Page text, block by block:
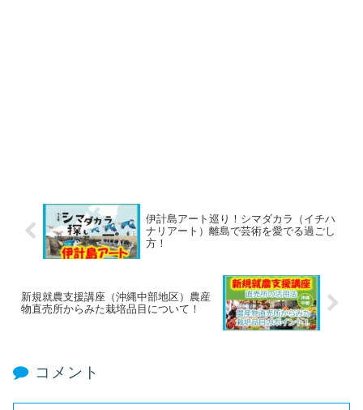
伊計島アート巡り！シマダカラ（イチハ
ナリアート）離島で芸術を愛でる過ごし
方！
新規就農支援講座（沖縄中部地区）農産
物直売所からみた栽培品目について！
コメント